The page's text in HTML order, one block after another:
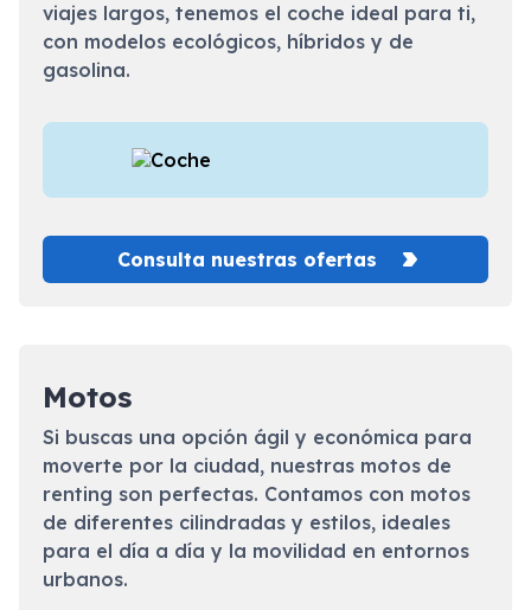
viajes largos, tenemos el coche ideal para ti,
con modelos ecológicos, híbridos y de
gasolina.
Consulta nuestras ofertas
Motos
Si buscas una opción ágil y económica para
moverte por la ciudad, nuestras motos de
renting son perfectas. Contamos con motos
de diferentes cilindradas y estilos, ideales
para el día a día y la movilidad en entornos
urbanos.